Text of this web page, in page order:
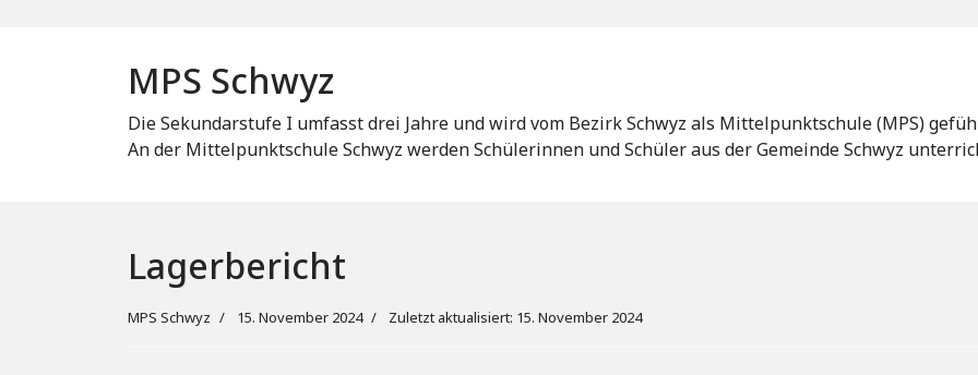
MPS Schwyz
Die Sekundarstufe I umfasst drei Jahre und wird vom Bezirk Schwyz als Mittelpunktschule (MPS)
An der Mittelpunktschule Schwyz werden Schülerinnen und Schüler aus der Gemeinde Schwyz
Lagerbericht
MPS Schwyz 15. November 2024 Zuletzt aktualisiert: 15. November 2024